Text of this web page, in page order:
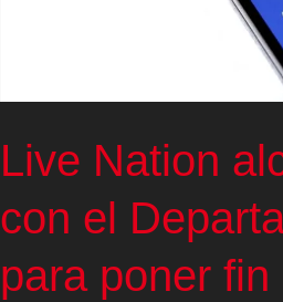
Live Nation
con el
para poner